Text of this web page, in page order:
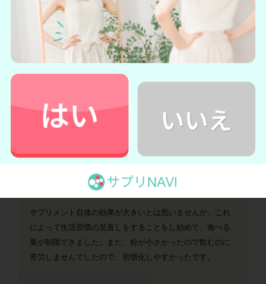
「とても良かったからリピートしたい」
機能性表示食品なので安心して購入する事が出来ます。内
側から痩せやすい体質になるようサポートしてくれるの
で、時間をかけて綺麗な体型になりました。焼肉やお好み
焼きを食べても体重が増えづらいので、重宝しておりま
「粒が小さくて飲みやすい」
を見直すようになった」
サプリメント自体の効果が大きいとは思いませんが、これ
によって生活習慣の見直しをすることをし始めて、食べる
量が制限できました。また、粒が小さかったので飲むのに
苦労しませんでしたので、習慣化しやすかったです。